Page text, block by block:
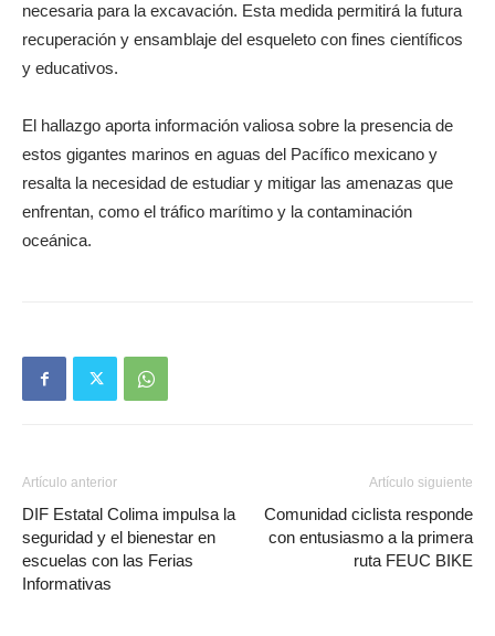
necesaria para la excavación. Esta medida permitirá la futura
recuperación y ensamblaje del esqueleto con fines científicos
y educativos.
El hallazgo aporta información valiosa sobre la presencia de
estos gigantes marinos en aguas del Pacífico mexicano y
resalta la necesidad de estudiar y mitigar las amenazas que
enfrentan, como el tráfico marítimo y la contaminación
oceánica.
Artículo anterior
DIF Estatal Colima impulsa la
seguridad y el bienestar en
escuelas con las Ferias
Informativas
Artículo siguiente
Comunidad ciclista responde
con entusiasmo a la primera
ruta FEUC BIKE